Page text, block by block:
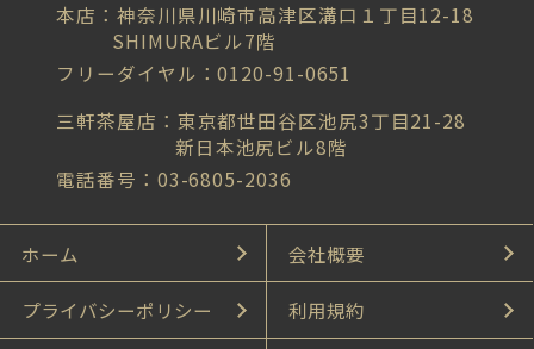
本店：神奈川県川崎市高津区溝口１丁目12-18
SHIMURAビル7階
フリーダイヤル：0120-91-0651
三軒茶屋店：東京都世田谷区池尻3丁目21-28
新日本池尻ビル8階
電話番号：03-6805-2036
ホーム 会社概要
プライバシーポリシー 利用規約